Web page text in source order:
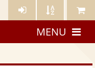
Künstler- Künstler Meine
MENU